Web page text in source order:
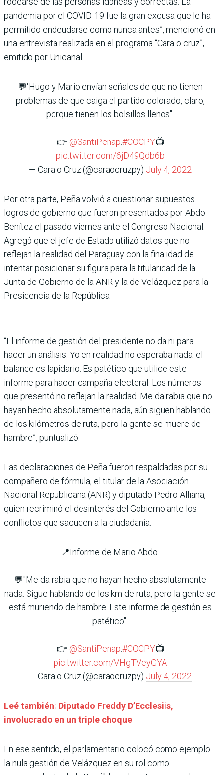
pandemia por el COVID-19 fue la gran excusa que le ha
permitido endeudarse como nunca antes”, mencionó en
una entrevista realizada en el programa “Cara o cruz”,
emitido por Unicanal.
💬"Hugo y Mario envían señales de que no tienen
problemas de que caiga el partido colorado, claro,
porque tienen los bolsillos llenos".
👉 @SantiPenap#COCPY📺
pic.twitter.com/6jD49Qdb6b
— Cara o Cruz (@caraocruzpy) July 4, 2022
Por otra parte, Peña volvió a cuestionar supuestos
logros de gobierno que fueron presentados por Abdo
Benítez el pasado viernes ante el Congreso Nacional.
Agregó que el jefe de Estado utilizó datos que no
reflejan la realidad del Paraguay con la finalidad de
intentar posicionar su figura para la titularidad de la
Junta de Gobierno de la ANR y la de Velázquez para la
Presidencia de la República.
“El informe de gestión del presidente no da ni para
hacer un análisis. Yo en realidad no esperaba nada, el
balance es lapidario. Es patético que utilice este
informe para hacer campaña electoral. Los números
que presentó no reflejan la realidad. Me da rabia que no
hayan hecho absolutamente nada, aún siguen hablando
de los kilómetros de ruta, pero la gente se muere de
hambre”, puntualizó.
Las declaraciones de Peña fueron respaldadas por su
compañero de fórmula, el titular de la Asociación
Nacional Republicana (ANR) y diputado Pedro Alliana,
quien recriminó el desinterés del Gobierno ante los
conflictos que sacuden a la ciudadanía.
📍Informe de Mario Abdo.
💬"Me da rabia que no hayan hecho absolutamente
nada. Sigue hablando de los km de ruta, pero la gente se
está muriendo de hambre. Este informe de gestión es
patético".
👉 @SantiPenap#COCPY📺
pic.twitter.com/VHgTVeyGYA
— Cara o Cruz (@caraocruzpy) July 4, 2022
Leé también: Diputado Freddy D’Ecclesiis,
involucrado en un triple choque
En ese sentido, el parlamentario colocó como ejemplo
la nula gestión de Velázquez en su rol como